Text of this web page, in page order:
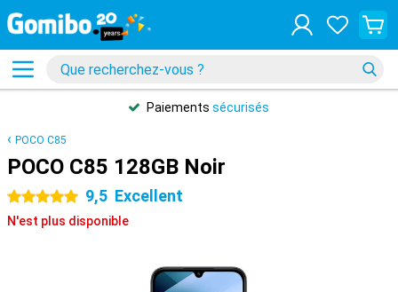
Paiements sécurisés
POCO C85
POCO C85 128GB Noir
5 étoiles 9,5 Excellent
N'est plus disponible